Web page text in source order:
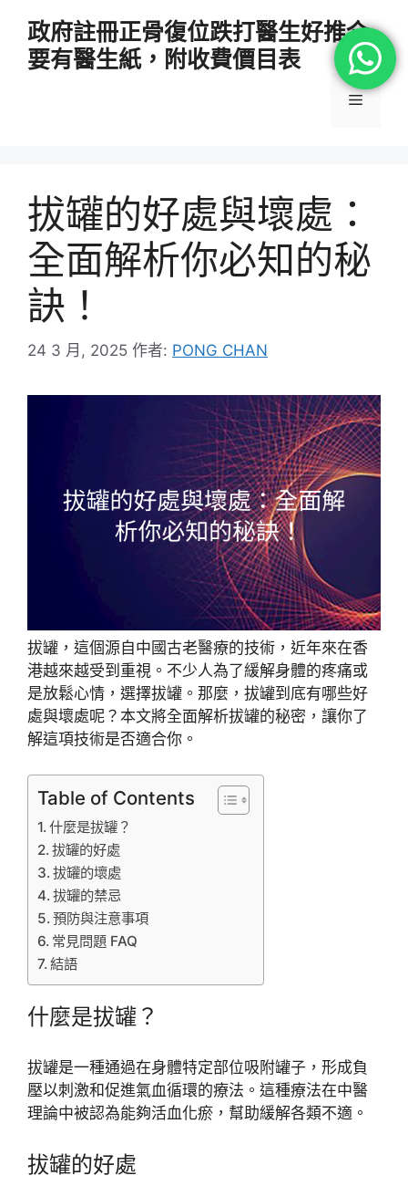
政府註冊正骨復位跌打醫生好推介
要有醫生紙，附收費價目表
選
拔罐的好處與壞處：
全面解析你必知的秘
訣！
24 3 月, 2025 作者: PONG CHAN
拔罐，這個源自中國古老醫療的技術，近年來在香
港越來越受到重視。不少人為了緩解身體的疼痛或
是放鬆心情，選擇拔罐。那麼，拔罐到底有哪些好
處與壞處呢？本文將全面解析拔罐的秘密，讓你了
解這項技術是否適合你。
Table of Contents
什麼是拔罐？
拔罐的好處
拔罐的壞處
拔罐的禁忌
預防與注意事項
常見問題 FAQ
結語
什麼是拔罐？
拔罐是一種通過在身體特定部位吸附罐子，形成負
壓以刺激和促進氣血循環的療法。這種療法在中醫
理論中被認為能夠活血化瘀，幫助緩解各類不適。
拔罐的好處